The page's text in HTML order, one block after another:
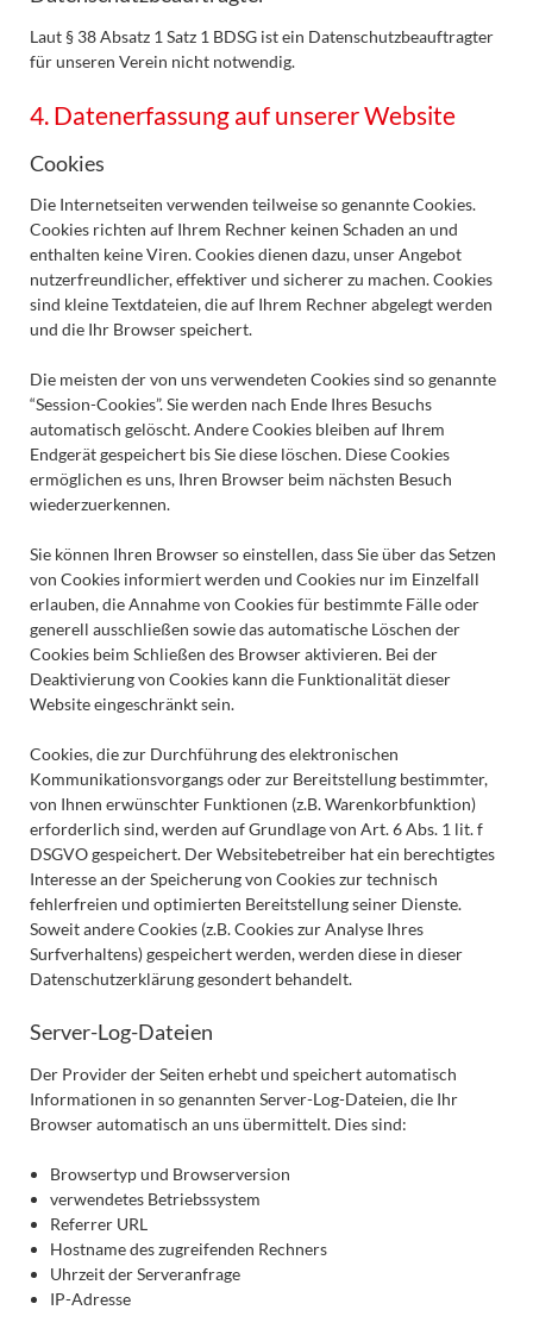
Laut § 38 Absatz 1 Satz 1 BDSG ist ein Datenschutzbeauftragter
für unseren Verein nicht notwendig.
4. Datenerfassung auf unserer Website
Cookies
Die Internetseiten verwenden teilweise so genannte Cookies.
Cookies richten auf Ihrem Rechner keinen Schaden an und
enthalten keine Viren. Cookies dienen dazu, unser Angebot
nutzerfreundlicher, effektiver und sicherer zu machen. Cookies
sind kleine Textdateien, die auf Ihrem Rechner abgelegt werden
und die Ihr Browser speichert.
Die meisten der von uns verwendeten Cookies sind so genannte
“Session-Cookies”. Sie werden nach Ende Ihres Besuchs
automatisch gelöscht. Andere Cookies bleiben auf Ihrem
Endgerät gespeichert bis Sie diese löschen. Diese Cookies
ermöglichen es uns, Ihren Browser beim nächsten Besuch
wiederzuerkennen.
Sie können Ihren Browser so einstellen, dass Sie über das Setzen
von Cookies informiert werden und Cookies nur im Einzelfall
erlauben, die Annahme von Cookies für bestimmte Fälle oder
generell ausschließen sowie das automatische Löschen der
Cookies beim Schließen des Browser aktivieren. Bei der
Deaktivierung von Cookies kann die Funktionalität dieser
Website eingeschränkt sein.
Cookies, die zur Durchführung des elektronischen
Kommunikationsvorgangs oder zur Bereitstellung bestimmter,
von Ihnen erwünschter Funktionen (z.B. Warenkorbfunktion)
erforderlich sind, werden auf Grundlage von Art. 6 Abs. 1 lit. f
DSGVO gespeichert. Der Websitebetreiber hat ein berechtigtes
Interesse an der Speicherung von Cookies zur technisch
fehlerfreien und optimierten Bereitstellung seiner Dienste.
Soweit andere Cookies (z.B. Cookies zur Analyse Ihres
Surfverhaltens) gespeichert werden, werden diese in dieser
Datenschutzerklärung gesondert behandelt.
Server-Log-Dateien
Der Provider der Seiten erhebt und speichert automatisch
Informationen in so genannten Server-Log-Dateien, die Ihr
Browser automatisch an uns übermittelt. Dies sind:
Browsertyp und Browserversion
verwendetes Betriebssystem
Referrer URL
Hostname des zugreifenden Rechners
Uhrzeit der Serveranfrage
IP-Adresse